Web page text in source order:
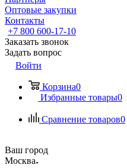
Оптовые закупки
Контакты
+7 800 600-17-10
Заказать звонок
Задать вопрос
Войти
Корзина0
Избранные товары0
Сравнение товаров0
Ваш город
Москва